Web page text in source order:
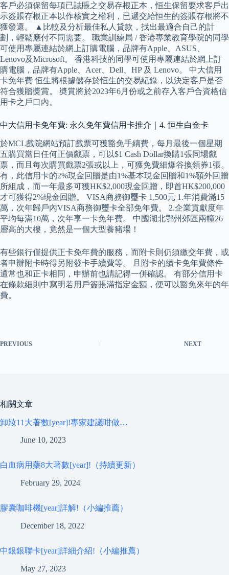
客戶必須保留每項已誌賬之交易存根正本，恒生保留要求客戶出
示簽賬存根正本以作核實之權利，已遞交給恒生的簽賬存根將不
獲發還。 ▲比較及分析最佳私人貸款，找出最適合自己的計
劃，輕鬆應付不同需要。 職業訓練局 / 香港專業教育學院的同學
可使用專屬連結於網上訂購電腦，品牌有Apple、ASUS、
Lenovo及Microsoft。 香港科技的同學可使用專屬連結於網上訂
購電腦，品牌有Apple、Acer、Dell、HP 及 Lenovo。 中大信用
卡免年費 恒生將根據儲存於恒生的交易紀錄，以決定客戶是否
符合獲贈獎賞。 奬賞將於2023年6月份或之前存入客戶合資格信
用卡之戶口內。
中大信用卡免年費: 永久免年費信用卡推介｜4. 恒生白金卡
於MCL戲院網站預訂戲票可獲豁免手續費，每月最後一個星期
五購買當日任何正價戲票，可以$1 Cash Dollar換購1張同場戲
票，而且每次購買戲票2張或以上，可獲免費細爆谷換領券1張。
有，此信用卡的2%現金回贈是由1%基本現金回贈和1%額外回贈
所組成，而一年最多可獲HK$2,000現金回贈，即首HK$200,000
才可獲得2%現金回贈。 VISA商務御璽卡 1,500元 1.年消費滿15
萬，次年歸戶內VISA商務御璽卡全部免年費。 2.企業貢獻度年
平均每滿10萬，次年享一卡免年費。 中國湖北鄂州郊區兩幢26
層高的大樓，竟然是一個大型養豬場！
有些銀行僅提供正卡免年費的服務，而附卡則仍須繳交年費，或
者申辦附卡時得另附發卡手續費等。 且附卡的續卡免年費條件
通常也和正卡相同，申辦前也請記得一併確認。 有部分信用卡
在條款細則中寫明若用戶簽賬滿指定金額，便可以豁免來年的年
費。
PREVIOUS NEXT
相關文章
卸妝11大著數[year]!專家建議咁做…
June 10, 2023
白血病用藥8大著數[year]!（持續更新）
February 29, 2024
膠囊咖啡機[year]詳解!（小編推薦）
December 18, 2022
中銀銀聯卡[year]詳細介紹!（小編推薦）
May 27, 2023